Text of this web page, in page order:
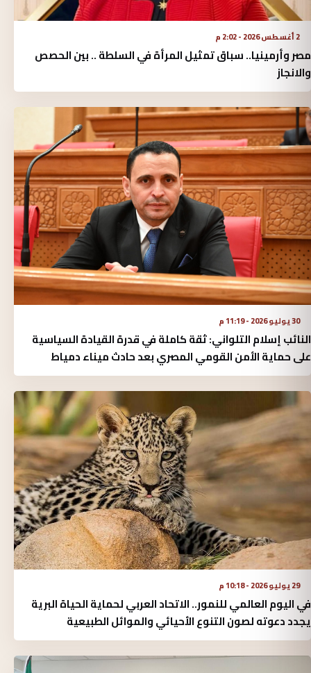
2 أغسطس 2026 - 2:02 م
مصر وأرمينيا.. سباق تمثيل المرأة في السلطة .. بين الحصص
والانجاز
30 يوليو 2026 - 11:19 م
النائب إسلام التلواني: ثقة كاملة في قدرة القيادة السياسية
على حماية الأمن القومي المصري بعد حادث ميناء دمياط
29 يوليو 2026 - 10:18 م
في اليوم العالمي للنمور.. الاتحاد العربي لحماية الحياة البرية
يجدد دعوته لصون التنوع الأحيائي والموائل الطبيعية